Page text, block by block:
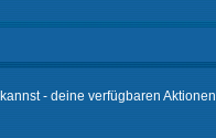
- deine verfügbaren Aktionen